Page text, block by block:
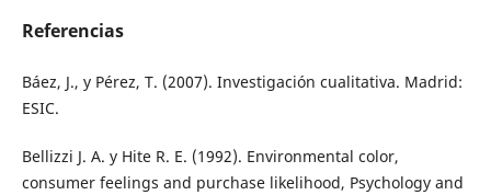
Referencias
Báez, J., y Pérez, T. (2007). Investigación cualitativa. Madrid:
ESIC.
Bellizzi J. A. y Hite R. E. (1992). Environmental color,
consumer feelings and purchase likelihood, Psychology and